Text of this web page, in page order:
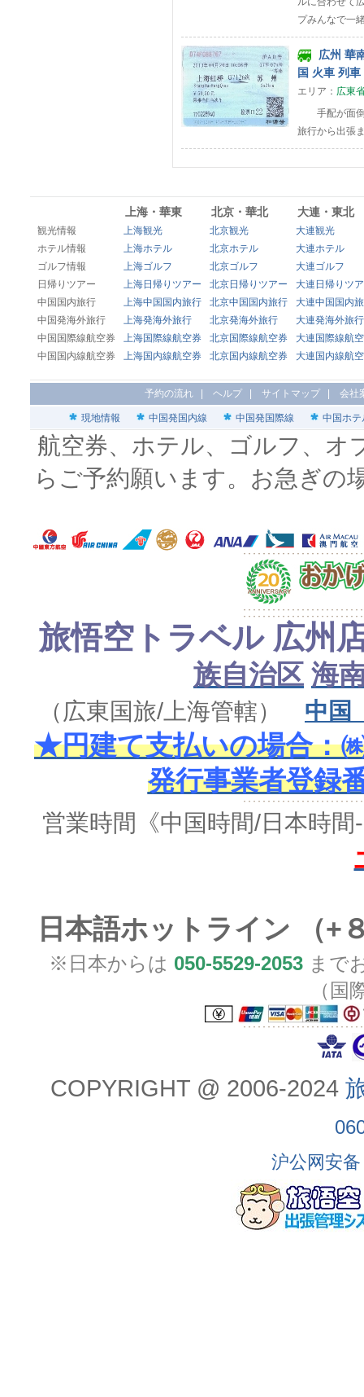
プみんなで一
広州 華
国 火車 列
エリア： 広東
手配が面倒
旅行から出張
上海・華東 北京・華北 大連・東北
観光情報 上海観光 北京観光
大連観光
ホテル情報
上海ホテル 北京ホテル
大連ホテル
ゴルフ情報
上海ゴルフ 北京ゴルフ
大連ゴルフ
日帰りツアー
上海日帰りツアー 北京日帰りツアー
大連日帰りツ
中国国内旅行
上海中国国内旅行 北京中国国内旅行
大連中国国内
中国発海外旅行
上海発海外旅行 北京発海外旅行
大連発海外旅行
中国国際線航空券
上海国際線航空券 北京国際線航空券
大連国際線航
中国国内線航空券
上海国内線航空券 北京国内線航空券 大連国内線航
予約の流れ ヘルプ サイトマップ 会社
現地情報 中国発国内線 中国発国際線 中国ホテ
航空券、ホテル、ゴルフ、オ
らご予約願います。お急ぎの
旅悟空トラベル 広州
族自治区 海
（広東国旅/上海管轄） 中国
★円建て支払いの場合：
発行事業者登録
営業時間 《中国時間/日本時
日本語ホットライン （+
※日本からは 050-5529-2053 まで
（国
COPYRIGHT @ 2006-2024
沪公网安